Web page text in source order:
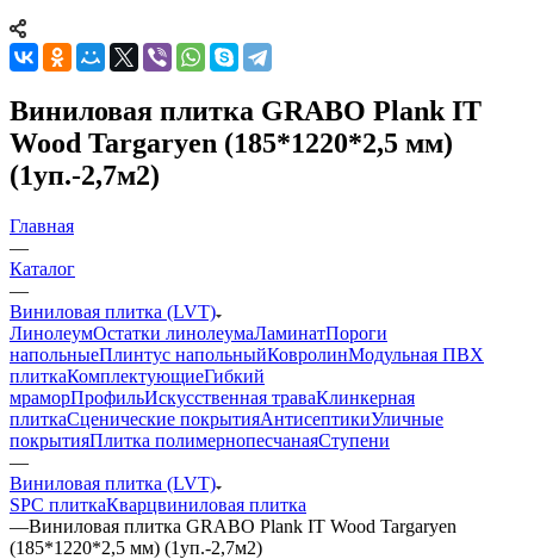
Виниловая плитка GRABO Plank IT
Wood Targaryen (185*1220*2,5 мм)
(1уп.-2,7м2)
Главная
—
Каталог
—
Виниловая плитка (LVT)
ЛинолеумОстатки линолеумаЛаминатПороги
напольныеПлинтус напольныйКовролинМодульная ПВХ
плиткаКомплектующиеГибкий
мраморПрофильИскусственная траваКлинкерная
плиткаСценические покрытияАнтисептикиУличные
покрытияПлитка полимернопесчанаяСтупени
—
Виниловая плитка (LVT)
SPC плиткаКварцвиниловая плитка
—Виниловая плитка GRABO Plank IT Wood Targaryen
(185*1220*2,5 мм) (1уп.-2,7м2)